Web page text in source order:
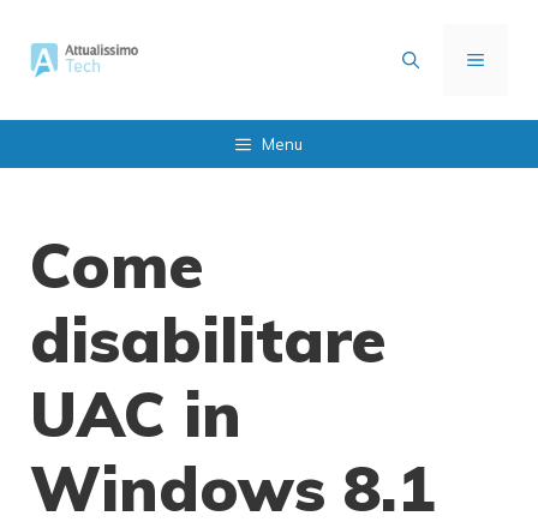
contenuto
MENU
Menu
Come
disabilitare
UAC in
Windows 8.1